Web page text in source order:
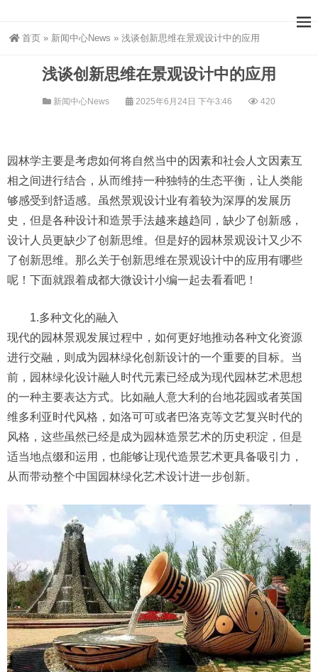
首页 » 新闻中心News » 浅谈创新思维在景观设计中的应用
浅谈创新思维在景观设计中的应用
新闻中心News 2025年6月24日 下午3:46 420
园林学主要是考虑如何将自然当中的因素和社会人文因素互
相之间进行结合，从而维持一种独特的生态平衡，让人类能
够感受到舒适感。虽然景观设计业有着较为深厚的发展历
史，但是各种设计和造景手法越来越趋同，缺少了创新感，
设计人员更缺少了创新思维。但是好的园林景观设计又少不
了创新思维。那么关于创新思维在景观设计中的应用有哪些
呢！下面就跟着成都大微设计小编一起去看看吧！
1.多种文化的融入
现代的园林景观发展过程中，如何更好地推动各种文化资源
进行交融，则成为园林绿化创新设计的一个重要的目标。当
前，园林绿化设计融人时代元素已经成为现代园林艺术思想
的一种主要表达方式。比如融人意大利的台地花园或者英国
维多利亚时代风格，如洛可可或者巴洛克等文艺复兴时代的
风格，这些虽然已经是成为园林造景艺术的历史积淀，但是
适当地点缀和运用，也能够让现代造景艺术更具备吸引力，
从而带动整个中国园林绿化艺术设计进一步创新。